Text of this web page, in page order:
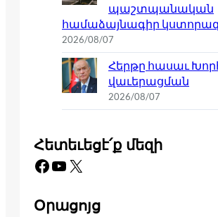
պաշտպանական
համաձայնագիր
2026/08/07
Հերթը հասաւ
վաւերացման
2026/08/07
Հետեւեցէ՛ք մեզի
Facebook YouTube X
Օրացոյց